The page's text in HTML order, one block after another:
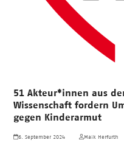
51 Akteur*innen aus
Wissenschaft fordern
gegen Kinderarmut
6. September 2024 Maik Herfurth